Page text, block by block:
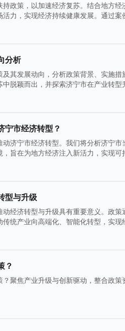
政策，以加速经济复苏。结合地方
力，实现经济持续健康发展。通过案
分析
其发展动向，分析政策背景、实施
脱颖而出，并探索济宁市在产业转型
宁市经济转型？
济宁市经济转型。我们将分析济宁
旨在为地方经济注入新活力，实现可
型与升级
经济转型与升级具有重要意义。政
统产业向高端化、智能化转型，实现
？
聚焦产业升级与创新驱动，整合政